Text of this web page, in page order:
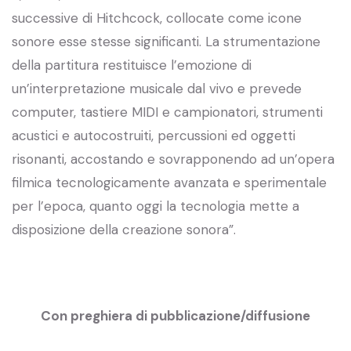
successive di Hitchcock, collocate come icone
sonore esse stesse significanti. La strumentazione
della partitura restituisce l’emozione di
un’interpretazione musicale dal vivo e prevede
computer, tastiere MIDI e campionatori, strumenti
acustici e autocostruiti, percussioni ed oggetti
risonanti, accostando e sovrapponendo ad un’opera
filmica tecnologicamente avanzata e sperimentale
per l’epoca, quanto oggi la tecnologia mette a
disposizione della creazione sonora”.
Con preghiera di pubblicazione/diffusione